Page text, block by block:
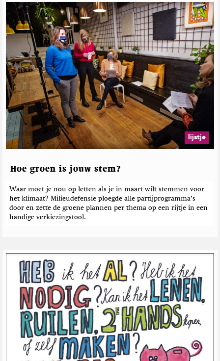
lijstje
Hoe groen is jouw stem?
Waar moet je nou op letten als je in maart wilt stemmen voor
het klimaat? Milieudefensie ploegde alle partijprogramma’s
door en zette de groene plannen per thema op een rijtje in een
handige verkiezingstool.